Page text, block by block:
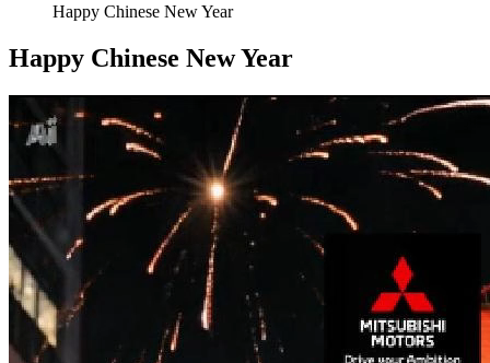
Happy Chinese New Year
Happy Chinese New Year